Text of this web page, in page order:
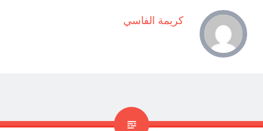
كريمة الفاسي